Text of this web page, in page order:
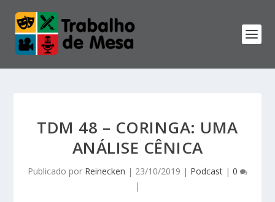
TDM 48 – CORINGA: UMA
ANÁLISE CÊNICA
Publicado por Reinecken | 23/10/2019 | Podcast | 0
|